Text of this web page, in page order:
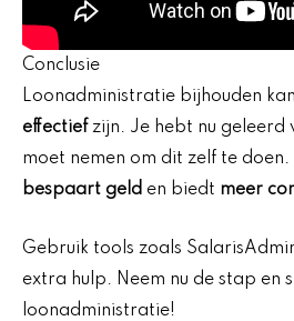
Conclusie
Loonadministratie bijhouden kan
effectiefzijn. Je hebt nu geleerd
moet nemen om dit zelf te doen.
bespaart geld en biedt meer
Gebruik tools zoals
extra hulp. Neem nu de stap en
loonadministratie!